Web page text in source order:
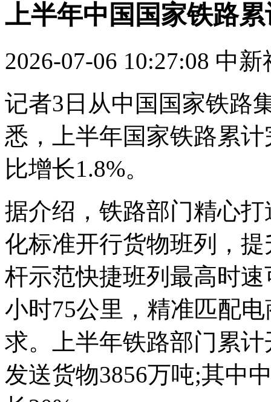
上半年中国国家铁路
2026-07-06 10:27:08 中新
记者3日从中国国家铁路
悉，上半年国家铁路累
比增长1.8%。
据介绍，铁路部门精心
化标准开行货物班列，
杆示范快捷班列最高时
小时75公里，精准匹配
求。上半年铁路部门累
发送货物3856万吨;其中